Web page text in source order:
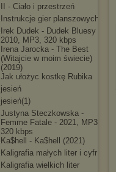
II - Ciało i przestrzeń
Instrukcje gier planszowych
Irek Dudek - Dudek Bluesy -
2010, MP3, 320 kbps
Irena Jarocka - The Best
(Witajcie w moim świecie)
(2019)
Jak ułożyc kostkę Rubika
jesień
jesień(1)
Justyna Steczkowska -
Femme Fatale - 2021, MP3,
320 kbps
Ka$hell - Ka$hell (2021)
Kaligrafia małych liter i cyfr
Kaligrafia wielkich liter